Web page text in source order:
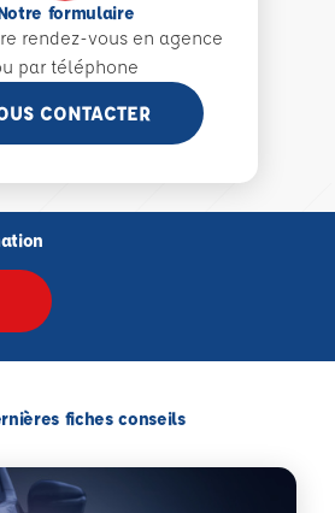
formulaire
rendez-vous en agence
par téléphone
CONTACTER
fiches conseils